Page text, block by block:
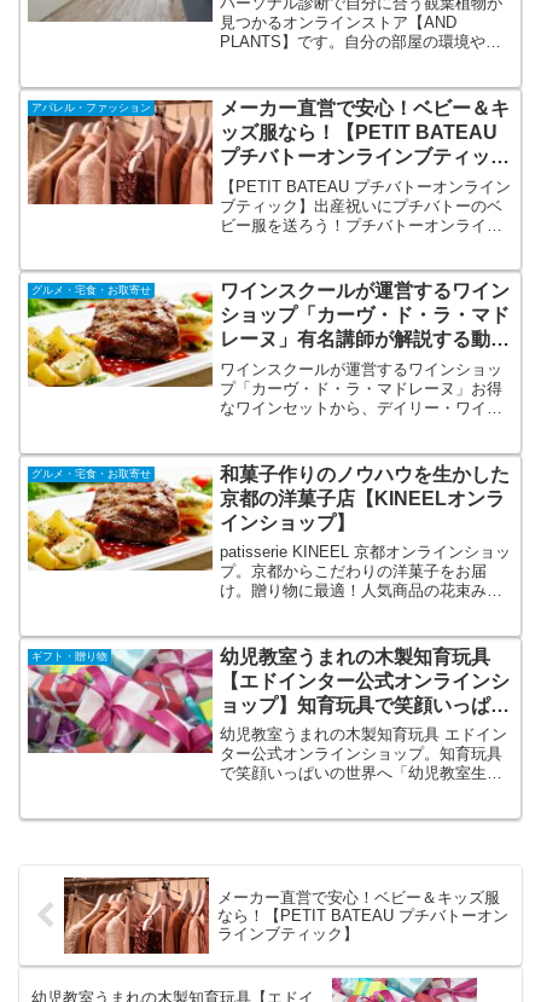
見つかるオンラインストア【AND
PLANTS】です。自分の部屋の環境や、
見つかります。全品素敵な北欧デザイン
の植木鉢つき！ギフトにも喜ばれる、お
洒落な観葉植物オンラインストアです。
アパレル・ファッション
メーカー直営で安心！ベビー＆キ
ッズ服なら！【PETIT BATEAU
プチバトーオンラインブティッ
ク】
【PETIT BATEAU プチバトーオンライン
ブティック】出産祝いにプチバトーのベ
ビー服を送ろう！プチバトーオンライン
りしているため、長く使え、おさがりや
ギフトにも好評です。
グルメ・宅食・お取寄せ
ワインスクールが運営するワイン
ショップ「カーヴ・ド・ラ・マド
レーヌ」有名講師が解説する動画
付きワインセット
ワインスクールが運営するワインショッ
プ「カーヴ・ド・ラ・マドレーヌ」お得
なワインセットから、デイリー・ワイ
料無料ワイン」、税抜2万円以上または6
本以上で配送料無料。
グルメ・宅食・お取寄せ
和菓子作りのノウハウを生かした
京都の洋菓子店【KINEELオンラ
インショップ】
patisserie KINEEL 京都オンラインショッ
プ。京都からこだわりの洋菓子をお届
け。贈り物に最適！人気商品の花束みた
ー」が通販でもお求めいただけるように
なりました。華やかな見た目と美味しい
洋菓子をぜひご賞味ください。
ギフト・贈り物
幼児教室うまれの木製知育玩具
【エドインター公式オンラインシ
ョップ】知育玩具で笑顔いっぱい
の世界へ
幼児教室うまれの木製知育玩具 エドイン
ター公式オンラインショップ。知育玩具
で笑顔いっぱいの世界へ「幼児教室生ま
て販売。
メーカー直営で安心！ベビー＆キッズ服
なら！【PETIT BATEAU プチバトーオン
ラインブティック】
幼児教室うまれの木製知育玩具【エドイ